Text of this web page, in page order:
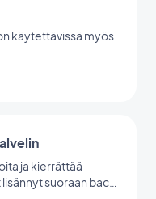
käytettävissä myös
ja kierrättää
suoraan back